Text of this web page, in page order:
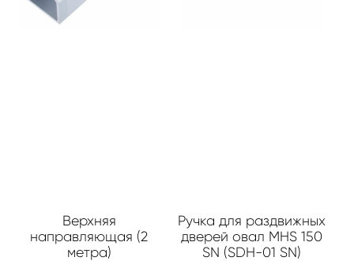
Верхняя
направляющая (2
метра)
Ручка для раздвижных
дверей овал MHS 150
SN (SDH-01 SN)